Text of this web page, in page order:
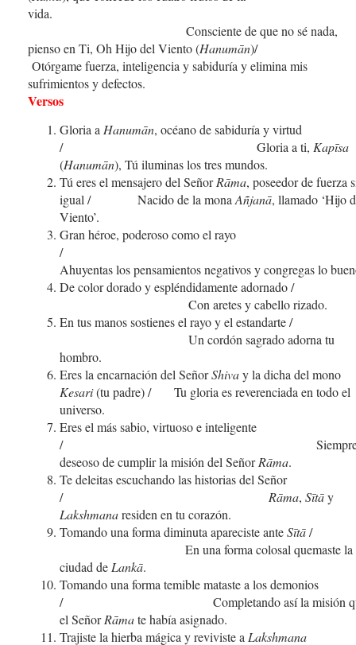
Consciente de que no sé nada,
pienso en Ti, Oh Hijo del Viento (Hanumān)/
Otórgame fuerza, inteligencia y sabiduría y elimina mis
sufrimientos y defectos.
Versos
Gloria a Hanumān, océano de sabiduría y virtud
/ Gloria a ti, Kapīsa
(Hanumān), Tú iluminas los tres mundos.
Tú eres el mensajero del SeñorRāma, poseedor de fuerza
igual / Nacido de la mona Añjanā, llamado ‘Hijo
Viento’.
Gran héroe, poderoso como el rayo
/
Ahuyentas los pensamientos negativos y congregas lo
De color dorado y espléndidamente
Con aretes y cabello rizado.
En tus manos sostienes el rayo y el
Un cordón sagrado adorna tu
hombro.
Eres la encarnación del SeñorShivay la dicha del mono
Kesari(tu padre) / Tu gloria es reverenciada en todo el
universo.
Eres el más sabio, virtuoso e inteligente
/
deseoso de cumplir la misión del SeñorRāma.
Te deleitas escuchando las historias del Señor
/ Rāma, Sītāy
Lakshmanaresiden en tu corazón.
Tomando una forma diminuta apareciste anteSītā
En una forma colosal quemaste la
ciudad de Lankā.
Tomando una forma temible mataste a los demonios
/ Completando así la misión
el SeñorRāmate había asignado.
Trajiste la hierba mágica y reviviste a Lakshmana